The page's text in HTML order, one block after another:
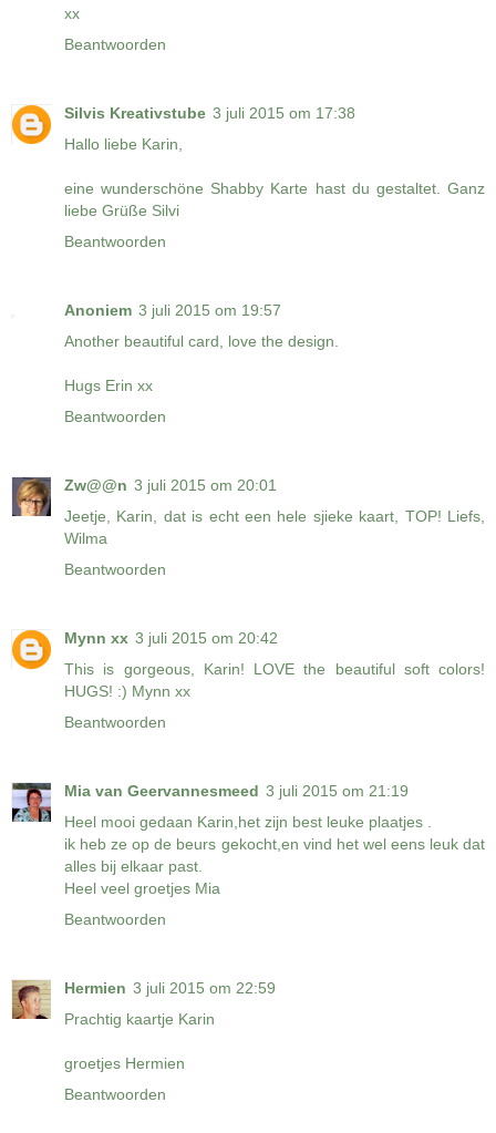
xx
Beantwoorden
Silvis Kreativstube 3 juli 2015 om 17:38
Hallo liebe Karin,
eine wunderschöne Shabby Karte hast du gestaltet. Ganz
liebe Grüße Silvi
Beantwoorden
Anoniem 3 juli 2015 om 19:57
Another beautiful card, love the design.
Hugs Erin xx
Beantwoorden
Zw@@n 3 juli 2015 om 20:01
Jeetje, Karin, dat is echt een hele sjieke kaart, TOP! Liefs,
Wilma
Beantwoorden
Mynn xx 3 juli 2015 om 20:42
This is gorgeous, Karin! LOVE the beautiful soft colors!
HUGS! :) Mynn xx
Beantwoorden
Mia van Geervannesmeed 3 juli 2015 om 21:19
Heel mooi gedaan Karin,het zijn best leuke plaatjes .
ik heb ze op de beurs gekocht,en vind het wel eens leuk dat
alles bij elkaar past.
Heel veel groetjes Mia
Beantwoorden
Hermien 3 juli 2015 om 22:59
Prachtig kaartje Karin
groetjes Hermien
Beantwoorden